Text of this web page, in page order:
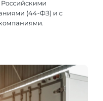
(44-ФЗ) и с